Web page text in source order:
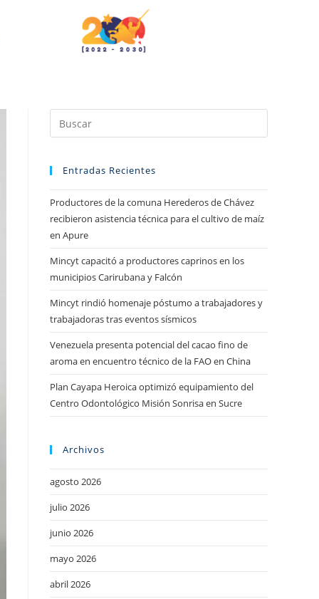
Entradas Recientes
Productores de la comuna Herederos de Chávez
recibieron asistencia técnica para el cultivo de maíz
en Apure
Mincyt capacitó a productores caprinos en los
municipios Carirubana y Falcón
Mincyt rindió homenaje póstumo a trabajadores y
trabajadoras tras eventos sísmicos
Venezuela presenta potencial del cacao fino de
aroma en encuentro técnico de la FAO en China
Plan Cayapa Heroica optimizó equipamiento del
Centro Odontológico Misión Sonrisa en Sucre
Archivos
agosto 2026
julio 2026
junio 2026
mayo 2026
abril 2026